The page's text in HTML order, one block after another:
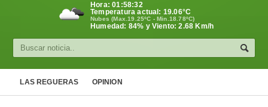
Cultura
Hora:01:58:33
Temperatura actual: 19.06°C
Nubes (Max.19.25ºC - Min.18.78ºC)
Humedad: 84% y Viento: 2.68 Km/h
LAS REGUERAS OPINION